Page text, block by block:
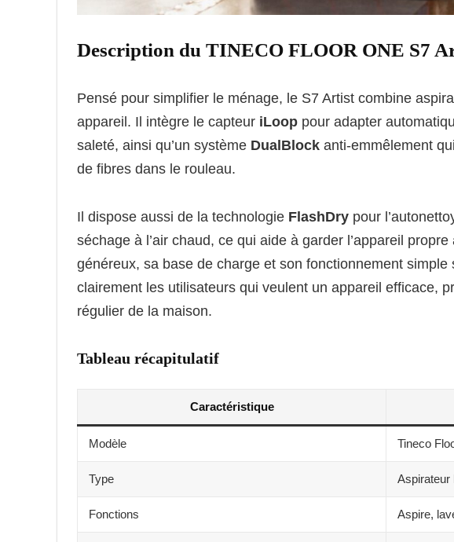
Description du TINECO FLOOR ONE S7
Pensé pour simplifier le ménage, le S7 Artist combine
appareil. Il intègre le capteur iLoop pour adapter
saleté, ainsi qu’un système DualBlock anti-emmêlement
de fibres dans le rouleau.
Il dispose aussi de la technologie FlashDry pour
séchage à l’air chaud, ce qui aide à garder l’appareil
généreux, sa base de charge et son fonctionnement
clairement les utilisateurs qui veulent un appareil efficace,
régulier de la maison.
Tableau récapitulatif
Caractéristique
Modèle Tineco
Type Aspirateur
Fonctions Aspire,